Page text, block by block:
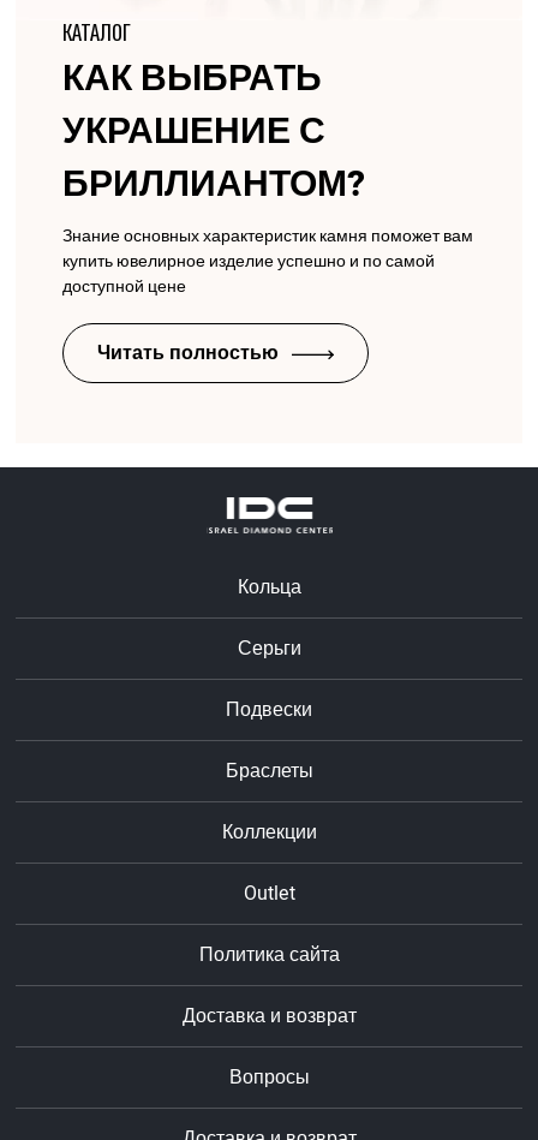
КАТАЛОГ
КАК ВЫБРАТЬ
УКРАШЕНИЕ С
БРИЛЛИАНТОМ?
Знание основных характеристик камня поможет вам
купить ювелирное изделие успешно и по самой
доступной цене
Читать полностью
Кольца
Серьги
Подвески
Браслеты
Коллекции
Outlet
Политика сайта
Доставка и возврат
Вопросы